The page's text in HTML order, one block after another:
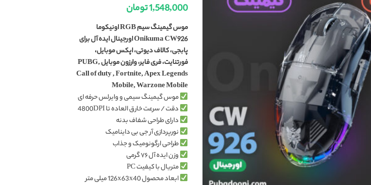
1,548,000تومان
موس گیمینگ سیم RGB اونیکوما
Onikuma CW926 اورجینال ایده آل برای
پابجی، کالاف دیوتی، اپکس موبایل،
فورتنایت، فری فایر، وارزون موبایل PUBG,
Call of duty , Fortnite, Apex Legends
Mobile, Warzone Mobile
موس گیمینگ سیمی و وایرلس حرفه ای
دقت / سرعت خارق العاده تا 4800DPI
دارای طراحی شفاف بدنه
نورپردازی آر جی بی داینامیک
طراحی ارگونومیک و جذاب
وزن ایده آل ۷۶ گرمی
متریال با کیفیت PC
ابعاد محصول 126x63x40 میلی متر